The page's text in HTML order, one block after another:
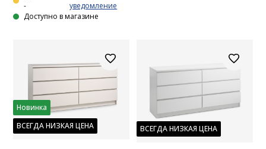
-
уведомление
Доступно в магазине
Новинка
ВСЕГДА НИЗКАЯ ЦЕНА
ВСЕГДА НИЗКАЯ ЦЕНА